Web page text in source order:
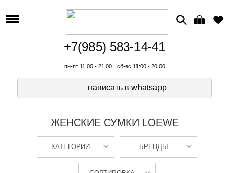
+7(985) 583-14-41
пн-пт 11:00 - 21:00 сб-вс 11:00 - 20:00
написать в whatsapp
ЖЕНСКИЕ СУМКИ LOEWE
КАТЕГОРИИ БРЕНДЫ